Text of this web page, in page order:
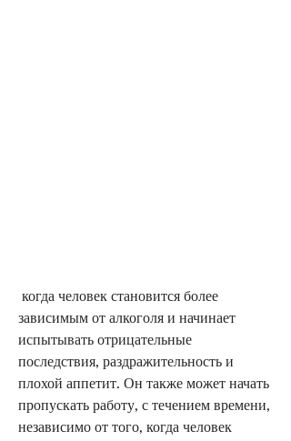
зависимым от алкоголя и начинает
испытывать отрицательные
последствия, раздражительность и
плохой аппетит. Он также может начать
пропускать работу, с течением времени,
независимо от того, когда человек